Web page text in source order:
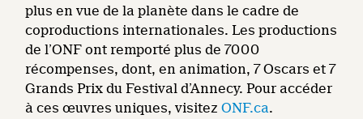
plus en vue de la planète dans le cadre de
coproductions internationales. Les productions
de l’ONF ont remporté plus de 7000
récompenses, dont, en animation, 7 Oscars et 7
Grands Prix du Festival d’Annecy. Pour accéder
à ces œuvres uniques, visitezONF.ca.